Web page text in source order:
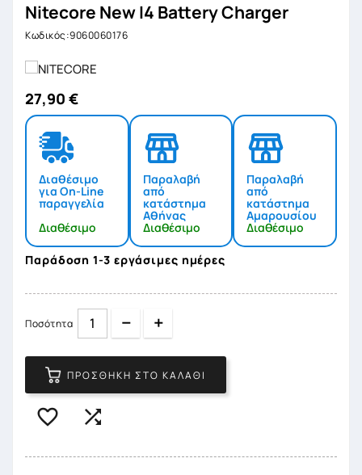
Nitecore New I4 Battery Charger
Κωδικός:9060060176
27,90 €
Διαθέσιμο
για On-Line
παραγγελία
Διαθέσιμο
Παραλαβή
από
κατάστημα
Αθήνας
Διαθέσιμο
Παραλαβή
από
κατάστημα
Αμαρουσίου
Διαθέσιμο
Παράδοση 1-3 εργάσιμες ημέρες
Ποσότητα Quantity
ΠΡΟΣΘΉΚΗ ΣΤΟ ΚΑΛΆΘΙ
 